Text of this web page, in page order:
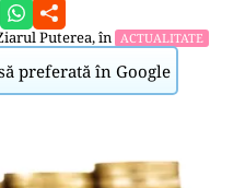
Puterea, în ACTUALITATE
preferată în Google